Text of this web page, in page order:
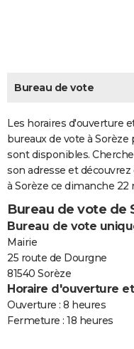
Carte de Noël
Carte Bonne année
Carte Saint-Valentin
Carte Pâques
Carte d'anniversaire
DICTIONNAIRE
Dictionnaire
Biographies
Citations
Expressions
Proverbes
PROGRAMME TV
COPAINS D'AVANT
S'inscrire
Se connecter
Lycées
Collèges
Primaires
Universités
Entreprises
Service militaire
Avis de recherche
AVIS DE DÉCÈS
FORUM
Bricolage
Lifestyle
Culture
Sport
Auto
Television
Voyage
Cinema
Bureau de vote
Les horaires d'ouverture
bureaux de vote à
sont disponibles.
son adresse et
à Sorèze ce dimanche 22
Bureau de vote de
Bureau de vote
Mairie
25 route de Dourgne
81540 Sorèze
Horaire d'ouverture
Ouverture : 8 heures
Fermeture : 18 heures